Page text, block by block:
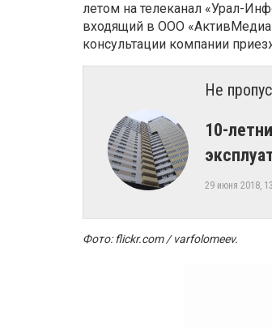
летом на телеканал «Урал-
входящий в ООО
консультации компании
Не
10-
29 июня 2018,
Фото: flickr.com / varfolomeev.